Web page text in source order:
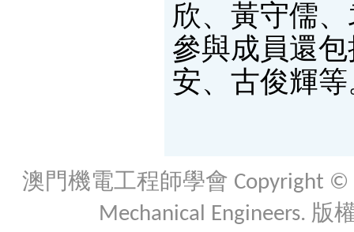
欣、黃守儒
參與成員還
安、古俊輝等
澳門機電工程師學會 Copyright ©
Mechanical Engineers. 版